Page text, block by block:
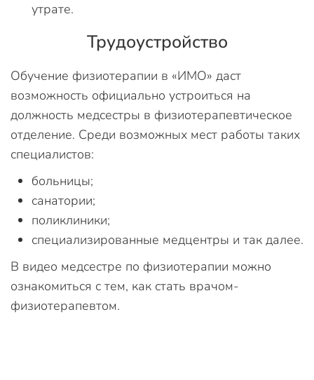
утрате.
Трудоустройство
Обучение физиотерапии в «ИМО» даст
возможность официально устроиться на
должность медсестры в физиотерапевтическое
отделение. Среди возможных мест работы таких
специалистов:
больницы;
санатории;
поликлиники;
специализированные медцентры и так далее.
В видео медсестре по физиотерапии можно
ознакомиться с тем, как стать врачом-
физиотерапевтом.